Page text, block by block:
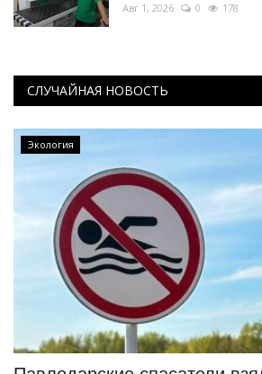
Авг 1, 2026 0 178
СЛУЧАЙНАЯ НОВОСТЬ
Экология